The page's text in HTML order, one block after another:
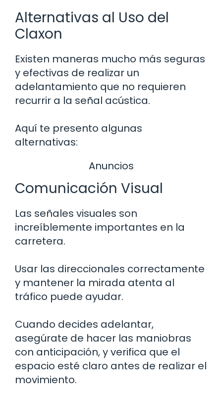
Alternativas al Uso del
Claxon
Existen maneras mucho más seguras
y efectivas de realizar un
adelantamiento que no requieren
recurrir a la señal acústica.
Aquí te presento algunas
alternativas:
Anuncios
Comunicación Visual
Las señales visuales son
increíblemente importantes en la
carretera.
Usar las direccionales correctamente
y mantener la mirada atenta al
tráfico puede ayudar.
Cuando decides adelantar,
asegúrate de hacer las maniobras
con anticipación, y verifica que el
espacio esté claro antes de realizar el
movimiento.